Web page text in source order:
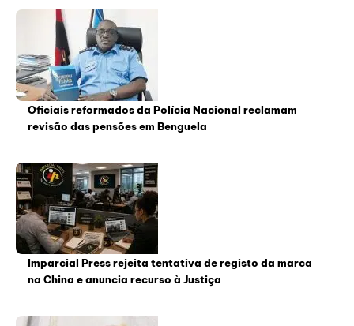
Oficiais reformados da Polícia Nacional reclamam
revisão das pensões em Benguela
Imparcial Press rejeita tentativa de registo da marca
na China e anuncia recurso à Justiça